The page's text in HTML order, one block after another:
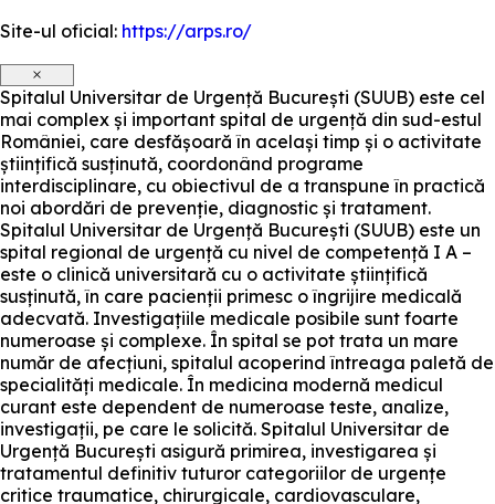
Site-ul oficial: https://arps.ro/
×
Spitalul Universitar de Urgență București (SUUB) este cel
mai complex și important spital de urgență din sud-estul
României, care desfășoară în același timp și o activitate
științifică susținută, coordonând programe
interdisciplinare, cu obiectivul de a transpune în practică
noi abordări de prevenție, diagnostic și tratament.
Spitalul Universitar de Urgență București (SUUB) este un
spital regional de urgență cu nivel de competență I A –
este o clinică universitară cu o activitate științifică
susținută, în care pacienții primesc o îngrijire medicală
adecvată. Investigațiile medicale posibile sunt foarte
numeroase și complexe. În spital se pot trata un mare
număr de afecțiuni, spitalul acoperind întreaga paletă de
specialități medicale. În medicina modernă medicul
curant este dependent de numeroase teste, analize,
investigații, pe care le solicită. Spitalul Universitar de
Urgență București asigură primirea, investigarea și
tratamentul definitiv tuturor categoriilor de urgențe
critice traumatice, chirurgicale, cardiovasculare,